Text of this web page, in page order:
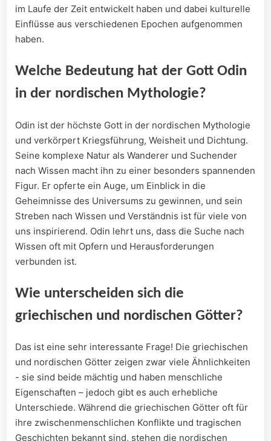
im ⁤Laufe der Zeit entwickelt​ haben und dabei ‌kulturelle
Einflüsse aus verschiedenen ​Epochen aufgenommen
haben.
Welche Bedeutung hat der Gott Odin
in der nordischen ⁢Mythologie?
Odin ist ‌der höchste Gott in der nordischen Mythologie
⁤und‌ verkörpert Kriegsführung, Weisheit und⁤ Dichtung.
Seine komplexe Natur als Wanderer und Suchender
nach Wissen macht ihn zu ​einer‌ besonders spannenden
Figur. Er⁤ opferte ein Auge, um Einblick in die
Geheimnisse des ‍Universums⁢ zu gewinnen, und sein
Streben ​nach Wissen und Verständnis ist⁢ für viele von
uns inspirierend. Odin lehrt uns, dass⁣ die Suche nach
Wissen ​oft mit Opfern und Herausforderungen
verbunden ist.
Wie unterscheiden sich die
griechischen und nordischen Götter?
Das ist eine sehr⁣ interessante Frage! Die griechischen
und nordischen Götter‍ zeigen zwar viele Ähnlichkeiten‌
-‌ sie sind beide mächtig und haben menschliche
Eigenschaften – jedoch gibt es‌ auch erhebliche⁣
Unterschiede. Während die griechischen Götter oft für
ihre zwischenmenschlichen Konflikte und tragischen
Geschichten bekannt sind, stehen die⁤ nordischen